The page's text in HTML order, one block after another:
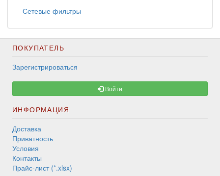
Сетевые фильтры
ПОКУПАТЕЛЬ
Зарегистрироваться
Войти
ИНФОРМАЦИЯ
Доставка
Приватность
Условия
Контакты
Прайс-лист (*.xlsx)